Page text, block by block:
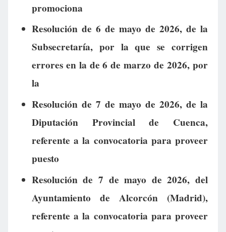
promociona
Resolución de 6 de mayo de 2026, de la
Subsecretaría, por la que se corrigen
errores en la de 6 de marzo de 2026, por
la
Resolución de 7 de mayo de 2026, de la
Diputación Provincial de Cuenca,
referente a la convocatoria para proveer
puesto
Resolución de 7 de mayo de 2026, del
Ayuntamiento de Alcorcón (Madrid),
referente a la convocatoria para proveer